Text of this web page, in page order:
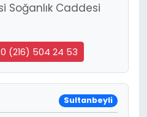
Soğanlık Caddesi
0 (216) 504 24 53
Sultanbeyli